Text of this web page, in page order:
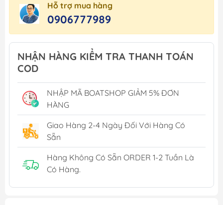
Hỗ trợ mua hàng
0906777989
NHẬN HÀNG KIỂM TRA THANH TOÁN
COD
NHẬP MÃ BOATSHOP GIẢM 5% ĐƠN
HÀNG
Giao Hàng 2-4 Ngày Đối Với Hàng Có
Sẵn
Hàng Không Có Sẵn ORDER 1-2 Tuần Là
Có Hàng.